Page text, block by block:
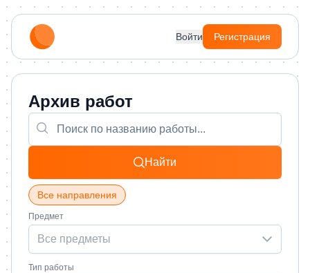
Войти Регистрация
Архив работ
Найти
Все направления
Предмет
Все предметы
Тип работы